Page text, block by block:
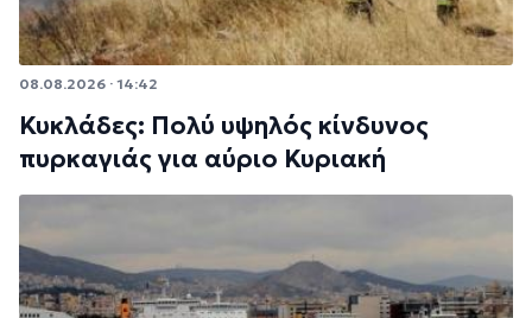
08.08.2026 · 14:42
Κυκλάδες: Πολύ υψηλός κίνδυνος
πυρκαγιάς για αύριο Κυριακή